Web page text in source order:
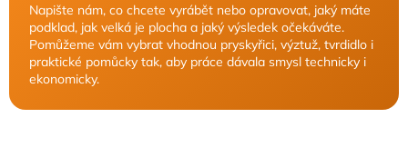
Napište nám, co chcete vyrábět nebo opravovat, jaký máte
podklad, jak velká je plocha a jaký výsledek očekáváte.
Pomůžeme vám vybrat vhodnou pryskyřici, výztuž, tvrdidlo i
praktické pomůcky tak, aby práce dávala smysl technicky i
ekonomicky.